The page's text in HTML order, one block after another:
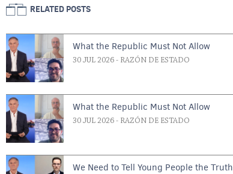
RELATED POSTS
What the Republic Must Not Allow
30 JUL 2026 - RAZÓN DE ESTADO
What the Republic Must Not Allow
30 JUL 2026 - RAZÓN DE ESTADO
We Need to Tell Young People the Truth